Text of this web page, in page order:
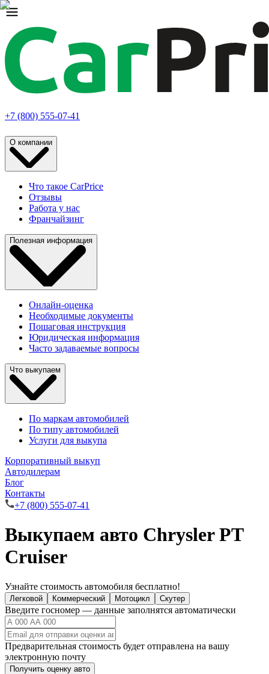
+7 (800) 555-07-41
О компании
Что такое CarPrice
Отзывы
Работа у нас
Франчайзинг
Полезная информация
Онлайн-оценка
Необходимые документы
Пошаговая инструкция
Юридическая информация
Часто задаваемые вопросы
Что выкупаем
По маркам автомобилей
По типу автомобилей
Услуги для выкупа
Корпоративный выкуп
Автодилерам
Блог
Контакты
+7 (800) 555-07-41
Выкупаем авто Chrysler PT
Cruiser
Узнайте стоимость автомобиля бесплатно!
Легковой Коммерческий Мотоцикл Скутер
Введите госномер — данные заполнятся автоматически
Предварительная стоимость будет отправлена на вашу
электронную почту
Получить оценку авто